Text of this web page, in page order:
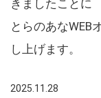
きましたことに
とらのあなWEB
し上げます。
2025.11.28